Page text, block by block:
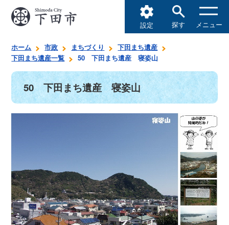
設定 探す メニュー
ホーム 市政 まちづくり
下田まち遺産
下田まち遺産一覧
50 下田まち遺産 寝姿山
50 下田まち遺産 寝姿山